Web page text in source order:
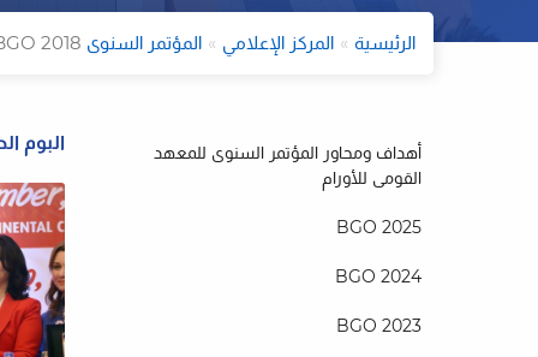
الرئيسية المركز الإعلامي المؤتمر السنوى BGO 2018
أهداف ومحاور المؤتمر السنوى للمعهد
القومى للأورام
BGO 2025
BGO 2024
BGO 2023
البوم